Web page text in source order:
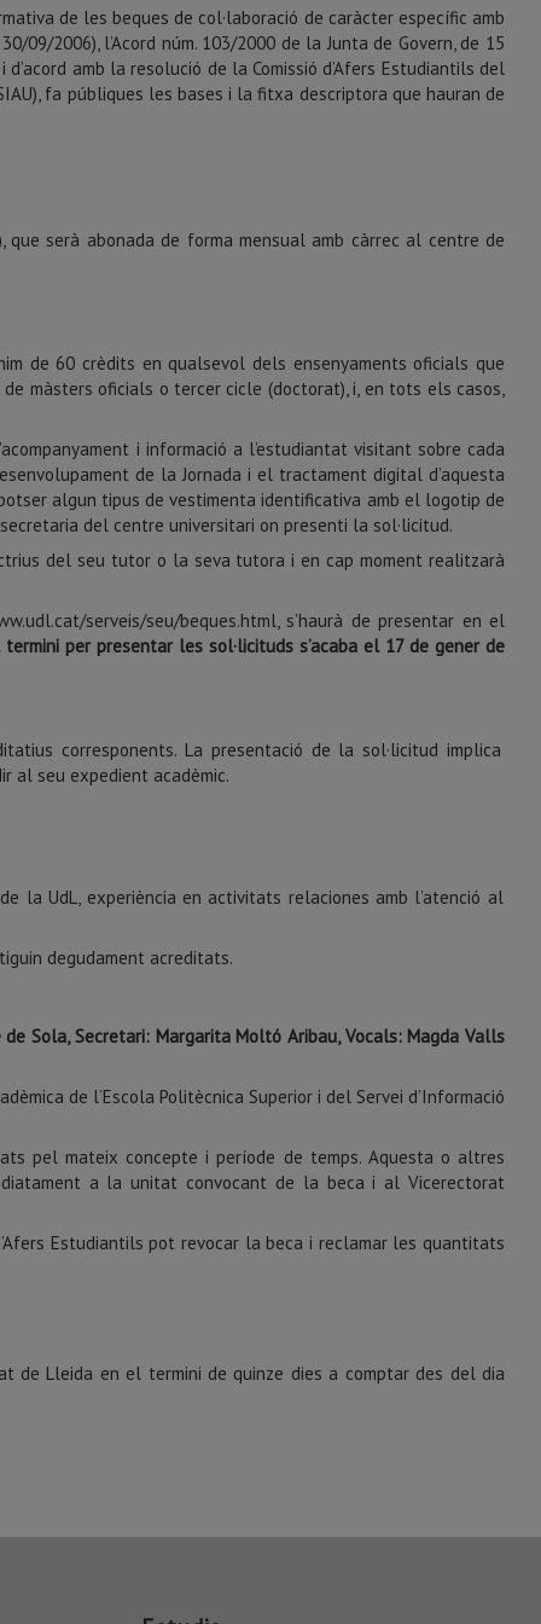
de les beques de col·laboració de caràcter específic amb
09/2006), l’Acord núm. 103/2000 de la Junta de Govern, de 15
amb la resolució de la Comissió d’Afers Estudiantils del
fa públiques les bases i la fitxa descriptora que hauran de
serà abonada de forma mensual amb càrrec al centre de
de 60 crèdits en qualsevol dels ensenyaments oficials que
màsters oficials o tercer cicle (doctorat), i, en tots els casos,
i informació a l’estudiantat visitant sobre cada
de la Jornada i el tractament digital d’aquesta
algun tipus de vestimenta identificativa amb el logotip de
del centre universitari on presenti la sol·licitud.
del seu tutor o la seva tutora i en cap moment realitzarà
serveis/seu/beques.html, s’haurà de presentar en el
termini per presentar les sol·licituds s’acaba el 17 de gener de
corresponents. La presentació de la sol·licitud implica
al seu expedient acadèmic.
la UdL, experiència en activitats relaciones amb l’atenció al
degudament acreditats.
de Sola, Secretari: Margarita Moltó Aribau, Vocals: Magda Valls
de l’Escola Politècnica Superior i del Servei d’Informació
pel mateix concepte i període de temps. Aquesta o altres
a la unitat convocant de la beca i al Vicerectorat
Estudiantils pot revocar la beca i reclamar les quantitats
de Lleida en el termini de quinze dies a comptar des del dia